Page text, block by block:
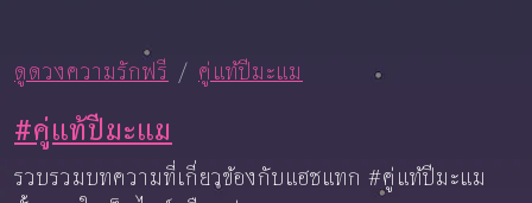
ดูดวงความรักฟรี คู่แท้ปีมะแม
#คู่แท้ปีมะแม
รวบรวมบทความที่เกี่ยวข้องกับแฮชแทก #คู่แท้ปีมะแม